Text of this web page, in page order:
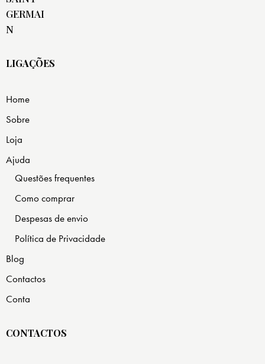
LIGAÇÕES
Home
Sobre
Loja
Ajuda
Questões frequentes
Como comprar
Despesas de envio
Política de Privacidade
Blog
Contactos
Conta
CONTACTOS